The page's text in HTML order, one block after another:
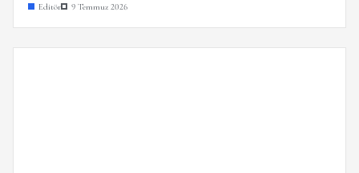
Editör 9 Temmuz 2026